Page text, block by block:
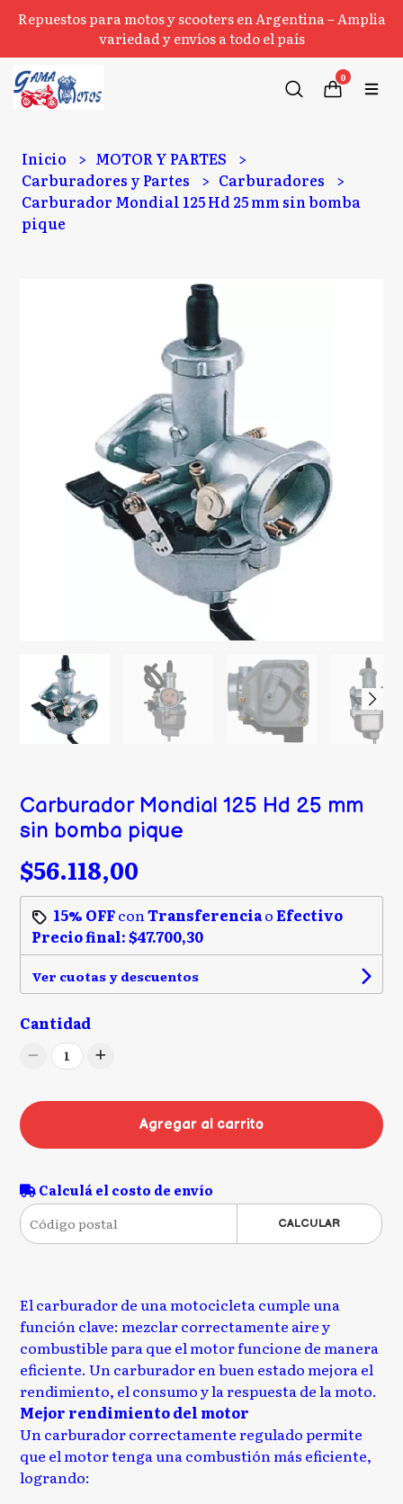
Repuestos para motos y scooters en Argentina – Amplia
variedad y envíos a todo el país
0
Inicio
MOTOR Y PARTES
Carburadores y Partes
Carburadores
Carburador Mondial 125 Hd 25 mm sin bomba
pique
Carburador Mondial 125 Hd 25 mm
sin bomba pique
$56.118,00
15% OFFconTransferenciao Efectivo
Precio final:$47.700,30
Ver cuotas y descuentos
Cantidad
1
Agregar al carrito
Calculá el costo de envío
CALCULAR
El carburador de una motocicleta cumple una
función clave: mezclar correctamente aire y
combustible para que el motor funcione de manera
eficiente. Un carburador en buen estado mejora el
rendimiento, el consumo y la respuesta de la moto.
Mejor rendimiento del motor
Un carburador correctamente regulado permite
que el motor tenga una combustión más eficiente,
logrando: